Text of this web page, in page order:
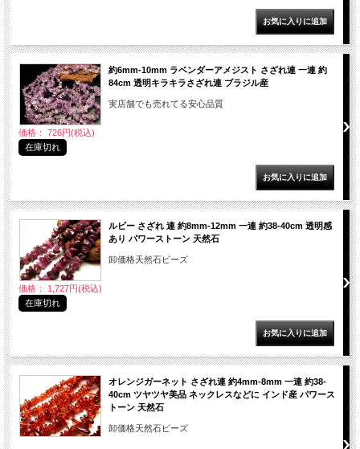
約6mm-10mm ラベンダーアメジスト さざれ連 一連 約
84cm 透明キラキラさざれ連 ブラジル産
実店舗でも売れてる安心品質
価格： 726円(税込)
在庫切れ
ルビー さざれ 連 約8mm-12mm 一連 約38-40cm 透明感
あり パワーストーン 天然石
卸価格天然石ビーズ
価格： 1,727円(税込)
在庫切れ
オレンジガーネット さざれ連 約4mm-8mm 一連 約38-
40cm ツヤツヤ美品 ネックレスなどに インド産 パワース
トーン 天然石
卸価格天然石ビーズ